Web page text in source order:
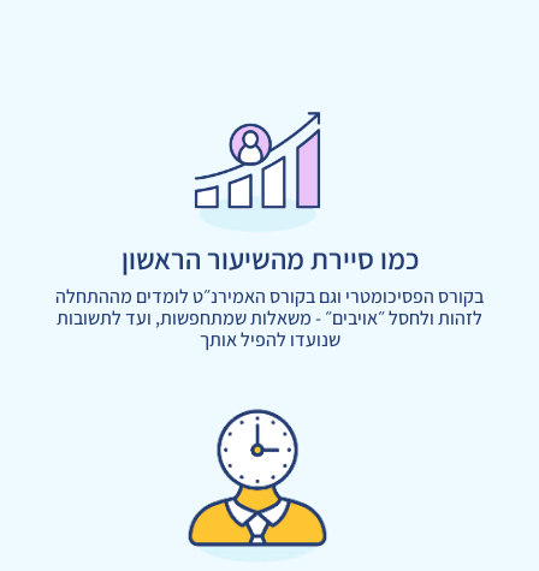
כמו סיירת מהשיעור הראשון
בקורס הפסיכומטרי וגם בקורס האמירנ״ט לומדים מההתחלה
לזהות ולחסל ״אויבים״ - משאלות שמתחפשות, ועד לתשובות
שנועדו להפיל אותך